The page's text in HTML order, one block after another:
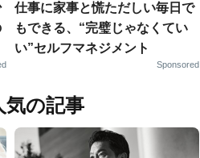
仕事に家事と慌ただしい毎日で
もできる、“完璧じゃなくてい
い”セルフマネジメント
Sponsored
気の記事